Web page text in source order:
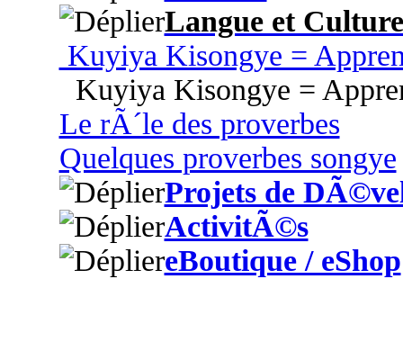
Langue et Culture
Kuyiya Kisongye =
Kuyiya Kisongye =
Le rÃ´le des proverbes
Quelques proverbes songye
Projets de
ActivitÃ©s
eBoutique / eShop